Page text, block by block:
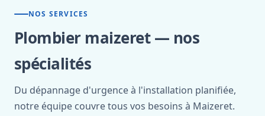
NOS SERVICES
Plombier maizeret — nos
spécialités
Du dépannage d'urgence à l'installation planifiée,
notre équipe couvre tous vos besoins à Maizeret.